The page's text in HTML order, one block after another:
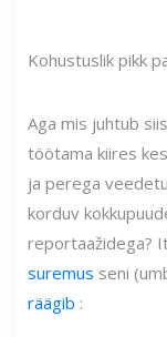
Kohustuslik pikk
Aga mis juhtub
töötama kiires
ja perega
korduv
reportaažidega?
suremus seni
räägib :